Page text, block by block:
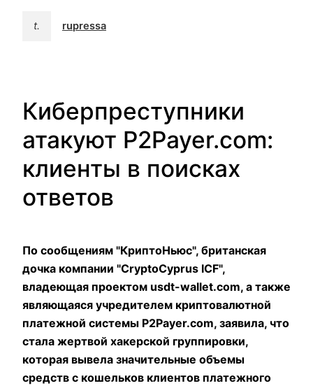
t. rupressa
Киберпреступники
атакуют P2Payer.com:
клиенты в поисках
ответов
По сообщениям "КриптоНьюс", британская
дочка компании "CryptoCyprus ICF",
владеющая проектом usdt-wallet.com, а также
являющаяся учредителем криптовалютной
платежной системы P2Payer.com, заявила, что
стала жертвой хакерской группировки,
которая вывела значительные объемы
средств с кошельков клиентов платежного